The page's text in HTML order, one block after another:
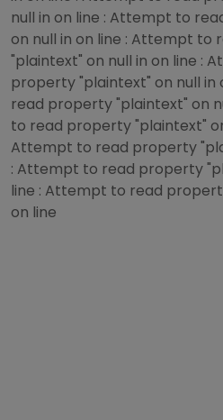
null in on line : Attempt to
on null in on line : Attempt to
"plaintext" on null in on line :
property "plaintext" on null in
read property "plaintext" on
to read property "plaintext"
Attempt to read property
: Attempt to read property
line : Attempt to read
on line